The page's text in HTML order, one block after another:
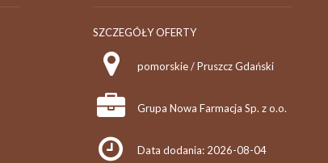
SZCZEGÓŁY OFERTY
pomorskie / Pruszcz Gdański
Grupa Nowa Farmacja Sp. z o.o.
Data dodania: 2026-08-04